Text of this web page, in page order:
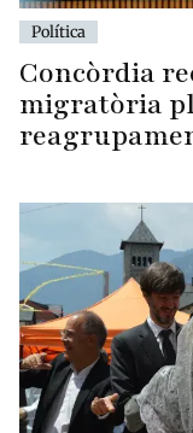
Política
Concòrdia
migratòria